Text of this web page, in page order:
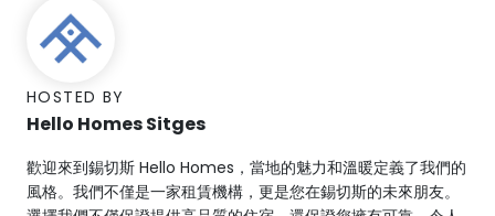
HOSTED BY
Hello Homes Sitges
歡迎來到錫切斯 Hello Homes，當地的魅力和溫暖定義了我們的
風格。我們不僅是一家租賃機構，更是您在錫切斯的未來朋友。